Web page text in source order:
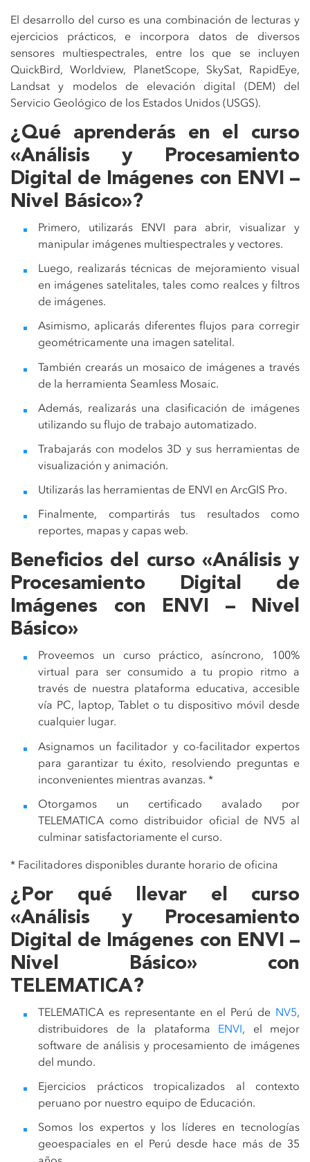
El desarrollo del curso es una combinación de lecturas y
ejercicios prácticos, e incorpora datos de diversos
sensores multiespectrales, entre los que se incluyen
QuickBird, Worldview, PlanetScope, SkySat, RapidEye,
Landsat y modelos de elevación digital (DEM) del
Servicio Geológico de los Estados Unidos (USGS).
¿Qué aprenderás en el curso
«Análisis y Procesamiento
Digital de Imágenes con ENVI –
Nivel Básico»?
Primero, utilizarás ENVI para abrir, visualizar y
manipular imágenes multiespectrales y vectores.
Luego, realizarás técnicas de mejoramiento visual
en imágenes satelitales, tales como realces y filtros
de imágenes.
Asimismo, aplicarás diferentes flujos para corregir
geométricamente una imagen satelital.
También crearás un mosaico de imágenes a través
de la herramienta Seamless Mosaic.
Además, realizarás una clasificación de imágenes
utilizando su flujo de trabajo automatizado.
Trabajarás con modelos 3D y sus herramientas de
visualización y animación.
Utilizarás las herramientas de ENVI en ArcGIS Pro.
Finalmente, compartirás tus resultados como
reportes, mapas y capas web.
Beneficios del curso «Análisis y
Procesamiento Digital de
Imágenes con ENVI – Nivel
Básico»
Proveemos un curso práctico, asíncrono, 100%
virtual para ser consumido a tu propio ritmo a
través de nuestra plataforma educativa, accesible
vía PC, laptop, Tablet o tu dispositivo móvil desde
cualquier lugar.
Asignamos un facilitador y co-facilitador expertos
para garantizar tu éxito, resolviendo preguntas e
inconvenientes mientras avanzas. *
Otorgamos un certificado avalado por
TELEMATICA como distribuidor oficial de NV5 al
culminar satisfactoriamente el curso.
* Facilitadores disponibles durante horario de oficina
¿Por qué llevar el curso
«Análisis y Procesamiento
Digital de Imágenes con ENVI –
Nivel Básico» con
TELEMATICA?
TELEMATICA es representante en el Perú de NV5,
distribuidores de la plataforma ENVI, el mejor
software de análisis y procesamiento de imágenes
del mundo.
Ejercicios prácticos tropicalizados al contexto
peruano por nuestro equipo de Educación.
Somos los expertos y los líderes en tecnologías
geoespaciales en el Perú desde hace más de 35